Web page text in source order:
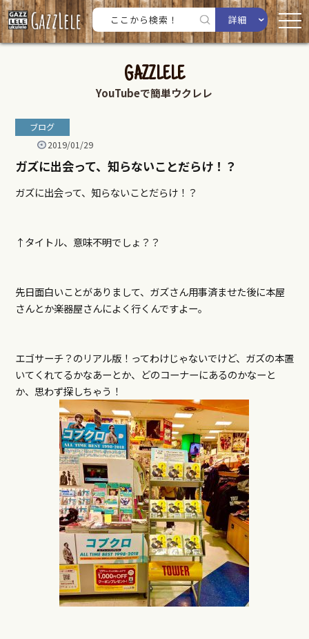
詳細
GAZZLELE
YouTubeで簡単ウクレレ
ブログ
2019/01/29
ガズに出会って、知らないことだらけ！？
ガズに出会って、知らないことだらけ！？
↑タイトル、意味不明でしょ？？
先日面白いことがありまして、ガズさん用事済ませた後に本屋
さんとか楽器屋さんによく行くんですよー。
エゴサーチ？のリアル版！ってわけじゃないでけど、ガズの本置
いてくれてるかなあーとか、どのコーナーにあるのかなーと
か、思わず探しちゃう！